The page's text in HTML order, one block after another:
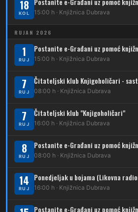
214 Koledinečka – Resnički gaj
223 Dubrava – Trnovčica – Dubec
230 Dubrava – Granešinski Novaki
232 Dubrava – Jazbina
269
DUBEC
212
223 Dubec – Trnovčica – Dubrava
224 Dubec – Novoselec
18
KOL 15:00 h · Knjižnica Dubrava
RUJAN 2026
1
RUJ
Postanite e-Građani uz pomoć
15:00 h · Knjižnica Dubrava
7
RUJ
Čitateljski klub Knjigoholičari -
08:00 h · Knjižnica Dubrava
7
RUJ
Čitateljski klub "Knjigoholičari"
16:00 h · Knjižnica Dubrava
8
RUJ
Postanite e-Građani uz pomoć
08:00 h · Knjižnica Dubrava
14
RUJ
Ponedjeljak u bojama (Likovna
16:00 h · Knjižnica Dubrava
Postanite e-Građani uz pomoć